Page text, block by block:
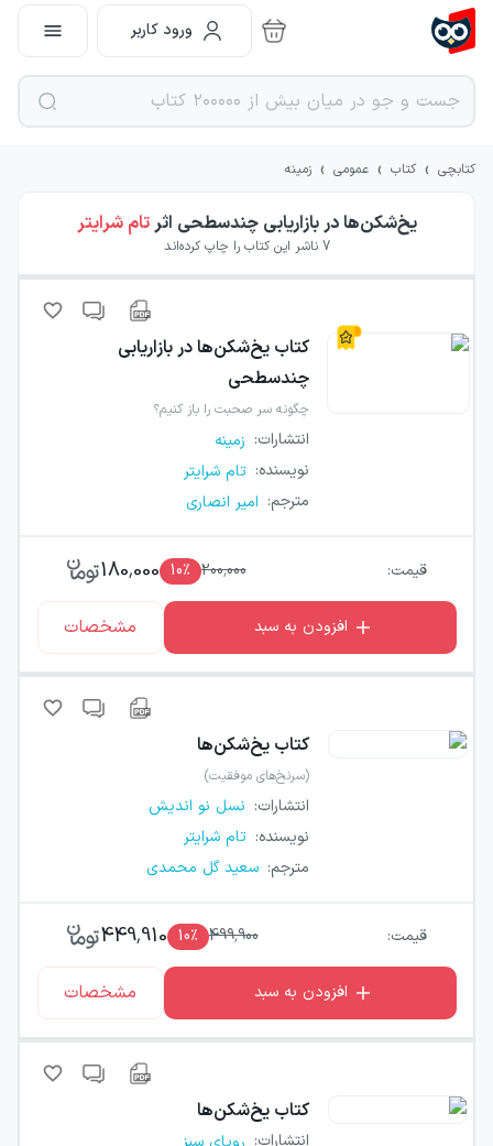
ورود کاربر
کتابچی › کتاب › عمومی › زمینه
یخ‌شکن‌ها در بازاریابی چندسطحی اثرتام شرایتر
7 ناشر این کتاب را چاپ کرده‌اند
کتاب یخ‌شکن‌ها در بازاریابی
چندسطحی
چگونه سر صحبت را باز کنیم؟
انتشارات: زمینه
نویسنده: تام شرایتر
مترجم: امیر انصاری
قیمت: 200,000
10٪ 180,000
افزودن به سبد مشخصات
کتاب یخ‌شکن‌ها
(سرنخ‌های موفقیت)
انتشارات: نسل نو اندیش
نویسنده: تام شرایتر
مترجم: سعید گل محمدی
قیمت: 499,900
10٪ 449,910
افزودن به سبد مشخصات
کتاب یخ‌شکن‌ها
انتشارات: